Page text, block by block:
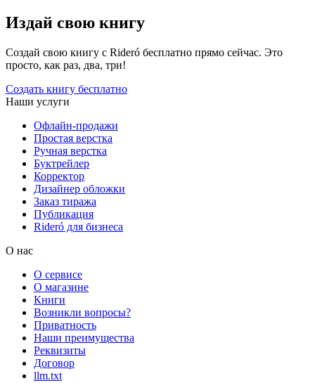
Издай свою книгу
Создай свою книгу с Rideró бесплатно прямо сейчас. Это
просто, как раз, два, три!
Создать книгу бесплатно
Наши услуги
Офлайн-продажи
Простая верстка
Ручная верстка
Буктрейлер
Корректор
Дизайнер обложки
Заказ тиража
Публикация
Rideró для бизнеса
О нас
О сервисе
О магазине
Книги
Возникли вопросы?
Приватность
Наши преимущества
Реквизиты
Договор
llm.txt